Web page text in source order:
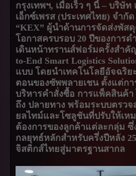
กรุงเทพฯ, เมื่อเร็ว ๆ นี้ – บริษัท
เอ็กซ์เพรส (ประเทศไทย) จำกั
“KEX” ผู้นำด้านการจัดส่งพัส
โอกาสครบรอบ 20 ปีของการด
เดินหน้าทรานส์ฟอร์มครั้งสำคั
to-End Smart Logistics
แบบ โดยนำเทคโนโลยีอัจฉริย
ตอนของซัพพลายเชน ตั้งแต่กา
บริหารคำสั่งซื้อ การแพ็คสินค้า
ถึง ปลายทาง พร้อมระบบตรว
ยลไทม์และโซลูชันที่ปรับให้เห
ต้องการของลูกค้าแต่ละกลุ่ม ซึ่
กลยุทธ์หลักสำหรับครึ่งปีหลัง
จิสติกส์ไทยสู่มาตรฐานสากล